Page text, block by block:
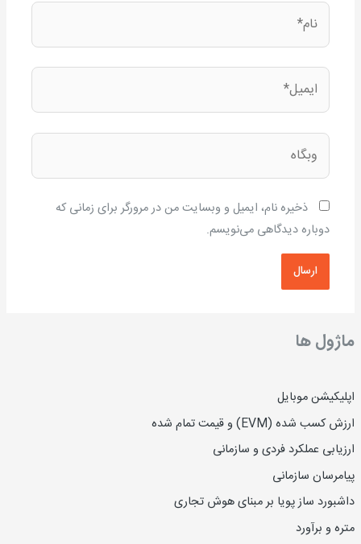
ماژول ها
اپلیکیشن موبایل
ارزش کسب شده (EVM) و قیمت تمام شده
ارزیابی عملکرد فردی و سازمانی
پیامرسان سازمانی
داشبورد ساز پویا بر مبنای هوش تجاری
متره و برآورد
نام*
ایمیل*
وبگاه
ذخیره نام، ایمیل و وبسایت من در مرورگر برای زمانی که
دوباره دیدگاهی می‌نویسم.